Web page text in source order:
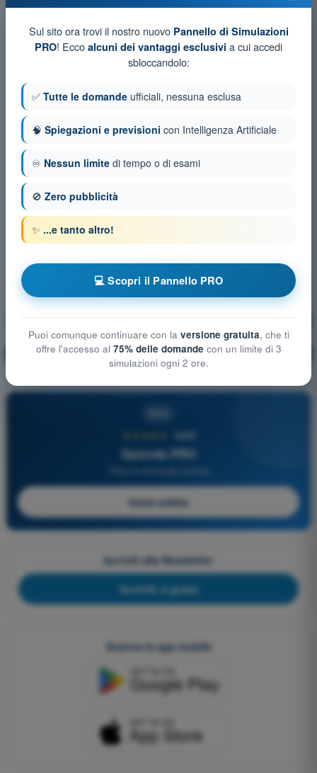
Sicurezza Aerea Allenamento!
🔒 PRO Spiegazione domanda
4,6/5
Quizvds PRO
Inizia subito
Iscriviti alla Newsletter
Iscriviti, è gratis
Scarica le app mobile
Sul sito ora trovi il nostro nuovo Pannello di Simulazioni
PRO! Ecco alcuni dei vantaggi esclusivi a cui accedi
sbloccandolo:
✅ Tutte le domande ufficiali, nessuna esclusa
🧠 Spiegazioni e previsioni con Intelligenza Artificiale
♾️ Nessun limite di tempo o di esami
🚫 Zero pubblicità
✨ ...e tanto altro!
💻 Scopri il Pannello PRO
Puoi comunque continuare con la versione gratuita, che ti
offre l'accesso al 75% delle domande con un limite di 3
simulazioni ogni 2 ore.